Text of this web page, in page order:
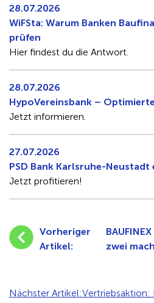
28.07.2026
WiFSta: Warum Banken
prüfen
Hier findest du die Antwort.
28.07.2026
HypoVereinsbank –
Jetzt informieren.
27.07.2026
PSD Bank Karlsruhe-
Jetzt profitieren!
Vorheriger
Artikel:
zwei
Nächster Artikel:Vertriebsaktion: